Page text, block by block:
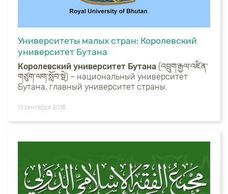
Университеты малых стран: Королевский
университет Бутана
Королевский университет Бутана (འབྲུག་རྒྱལ་འཛིན་
གཙུག་ལག་སློབ་སྡེ) – национальный университет
Бутана, главный университет страны.
11 сентября 2018